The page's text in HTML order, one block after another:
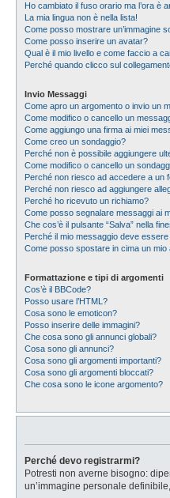
Ho cambiato il fuso orario ma l’ora è
La mia lingua non è nella lista!
Come posso mostrare un’immagine
Come posso inserire un avatar?
Qual è il mio livello e come faccio a
Perché quando clicco sul
Invio Messaggi
Come apro un argomento o invio un
Come modifico o cancello un
Come aggiungo una firma ai miei
Come creo un sondaggio?
Perché non è possibile aggiungere
Come modifico o cancello un
Perché non riesco ad accedere a un
Perché non riesco ad aggiungere
Perché ho ricevuto un richiamo?
Come posso segnalare messaggi ai
Che cos’è il pulsante “Salva” nella
Perché il mio messaggio deve
Come posso spostare in cima un mio
Formattazione e tipi di argomenti
Cos’è il BBCode?
Posso usare l’HTML?
Cosa sono le emoticon?
Posso inserire delle immagini?
Che cosa sono gli annunci globali?
Cosa sono gli annunci?
Cosa sono gli argomenti importanti?
Cosa sono gli argomenti bloccati?
Che cosa sono le icone argomento?
Perché devo registrarmi?
Potresti non averne bisogno:
un’immagine personale